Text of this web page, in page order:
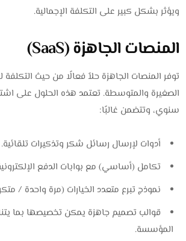
ويؤثر بشكل كبير على التكلفة الإجمالية.
المنصات الجاهزة (SaaS)
توفر المنصات الجاهزة حلاً فعالًا من حيث
الصغيرة والمتوسطة. تعتمد هذه الحلول على
سنوي، وتتضمن غالبًا:
أدوات لإرسال رسائل شكر وتذكيرات تلقائية.
تكامل (أساسي) مع بوابات الدفع
نموذج تبرع متعدد الخيارات (مرة واحدة /
قوالب تصميم جاهزة يمكن تخصيصها بما
المؤسسة.